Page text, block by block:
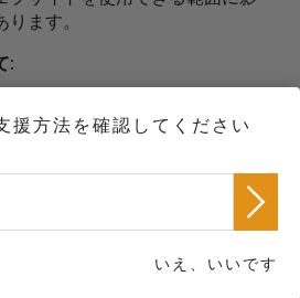
ます。
:
、ユーザーは上記の方法および
タの処理に同意するものとしま
援方法を確認してください
いえ、いいです